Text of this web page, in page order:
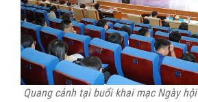
Quang cảnh tại buổi khai mạc Ngày